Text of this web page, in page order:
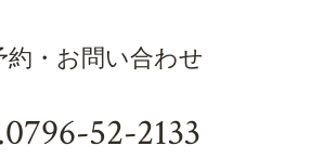
約・お問い合わせ
0796-52-2133